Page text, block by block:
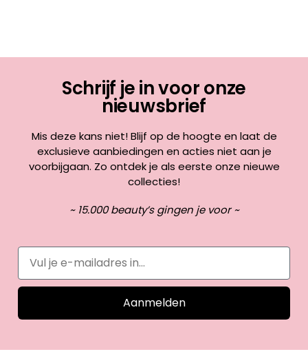
Schrijf je in voor onze
nieuwsbrief
Mis deze kans niet! Blijf op de hoogte en laat de
exclusieve aanbiedingen en acties niet aan je
voorbijgaan. Zo ontdek je als eerste onze nieuwe
collecties!
~ 15.000 beauty’s gingen je voor ~
Aanmelden